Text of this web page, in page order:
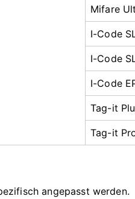
Mifare
I-Code
I-Code
I-Code
Tag-it
Tag-it
angepasst werden.